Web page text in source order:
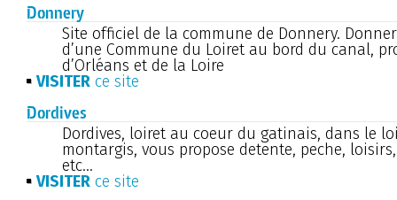
Donnery
Site officiel de la commune de Donnery.
d’une Commune du Loiret au bord du canal,
d’Orléans et de la Loire
VISITER ce site
Dordives
Dordives, loiret au coeur du gatinais, dans le
montargis, vous propose detente, peche,
etc...
VISITER ce site